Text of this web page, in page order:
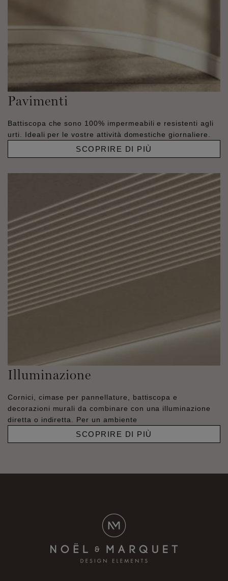
Pavimenti
Battiscopa che sono 100% impermeabili e resistenti agli
urti. Ideali per le vostre attività domestiche giornaliere.
SCOPRIRE DI PIÙ
Illuminazione
Cornici, cimase per pannellature, battiscopa e
decorazioni murali da combinare con una illuminazione
diretta o indiretta. Per un ambiente
SCOPRIRE DI PIÙ